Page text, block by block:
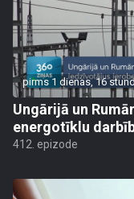
pirms 1 dienas, 16
Ungārijā un
energotīklu
412. epizode